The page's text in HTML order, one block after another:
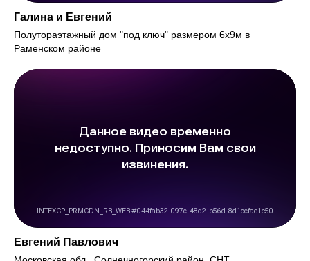
Галина и Евгений
Полутораэтажный дом "под ключ" размером 6х9м в
Раменском районе
Евгений Павлович